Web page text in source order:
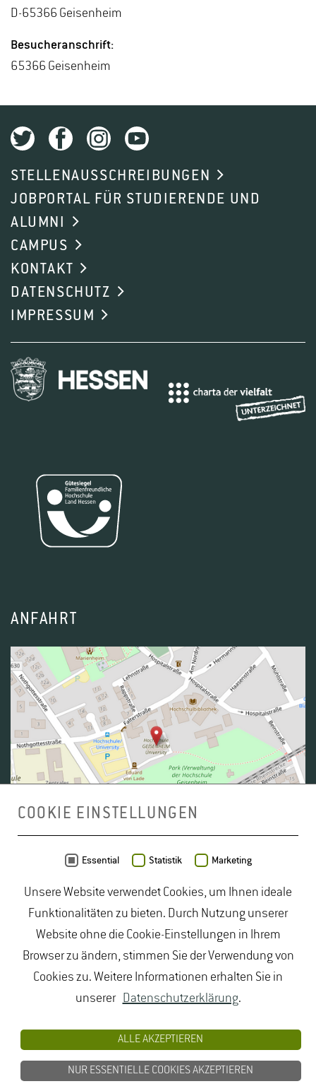
D-65366 Gei­sen­heim
Be­su­cher­an­schrift:
65366 Gei­sen­heim
STELLENAUSSCHREIBUNGEN
JOBPORTAL FÜR STUDIERENDE UND
ALUMNI
CAMPUS
KONTAKT
DATENSCHUTZ
IMPRESSUM
ANFAHRT
OpenStreetMap- Veröffentlicht unterODbL
duales Studium Gartenbau| Gartenbau Studium|
Lebensmittelrecht Studium|Lebensmittelsicherheit
Studium| Naturschutz Studium|Oenologie
Studium| Studiengang Logistik|Studiengänge
Lebensmittel |Studiengänge Natur| Studiengänge
Studium Landschaftsarchitektur
Studium Lebensmittel|Studium
Lebensmittelsicherheit|Studium Logistik|Studium
COOKIE EINSTELLUNGEN
Essential Statistik Marketing
Unsere Website verwendet Cookies, um Ihnen ideale
Funktionalitäten zu bieten. Durch Nutzung unserer
Website ohne die Cookie-Einstellungen in Ihrem
Browser zu ändern, stimmen Sie der Verwendung von
Cookies zu. Weitere Informationen erhalten Sie in
unserer Datenschutzerklärung.
ALLE AKZEPTIEREN
NUR ESSENTIELLE COOKIES AKZEPTIEREN